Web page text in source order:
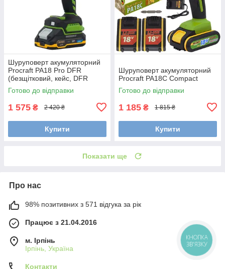
Шуруповерт акумуляторний
Procraft PA18 Pro DFR
(безщітковий, кейс, DFR
патрон, 1 АКБ 2 Аг та ЗП)
Готово до відправки
1 575 ₴ 2 420 ₴
Купити
Шуруповерт акумуляторний
Procraft PA18C Compact
Готово до відправки
1 185 ₴ 1 815 ₴
Купити
Показати ще
Про нас
98% позитивних з 571 відгука за рік
Працює з 21.04.2016
м. Ірпінь
Ірпінь, Україна
Контакти
КНОПКА
ЗВ'ЯЗКУ